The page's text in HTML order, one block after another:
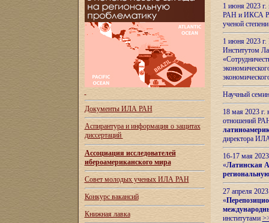
Документы ИЛА РАН
Аспирантура и информация о защитах
диссертаций
Ассоциация исследователей
ибероамериканского мира
Совет молодых ученых ИЛА РАН
Конкурс вакансий
Книжная лавка
1 июня 2023
РАН и ИКСА
ученой
1 июня 2023
Институтом
Научный
18 мая 2023
отношений
директора
16-17 мая
«Латинская
27 апреля
«
институтами